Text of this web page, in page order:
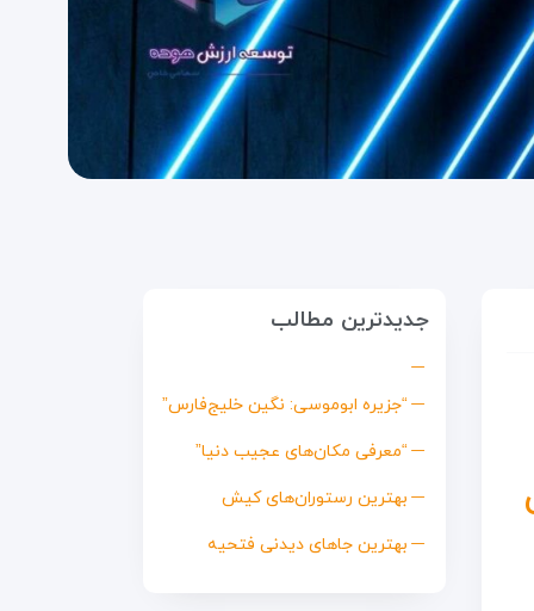
جدیدترین مطالب
“جزیره ابوموسی: نگین خلیج‌فارس”
“معرفی مکان‌های عجیب دنیا”
بهترین رستوران‌های کیش
بهترین جاهای دیدنی فتحیه